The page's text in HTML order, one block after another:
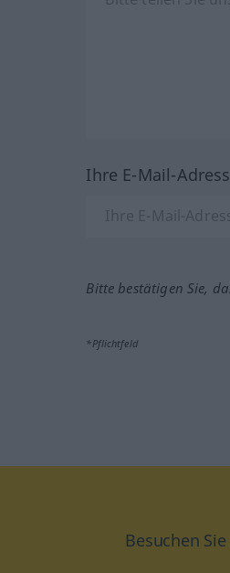
Ihre E-Mail-
Bitte bestätigen Sie,
*Pflichtfeld
Besuchen